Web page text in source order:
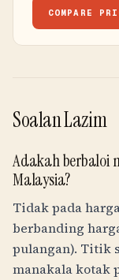
COMPARE
Soalan Lazim
Adakah berbaloi
Malaysia?
Tidak pada
berbanding
pulangan). Titik
manakala kotak